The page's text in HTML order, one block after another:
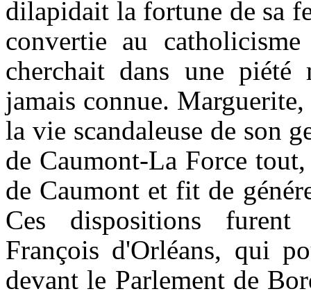
dilapidait la fortune de sa
convertie au
cherchait dans une
jamais connue.
la vie scandaleuse de son
de Caumont-La Force
de Caumont et fit de
Ces dispositions furent
François d'Orléans, qui
devant le Parlement de